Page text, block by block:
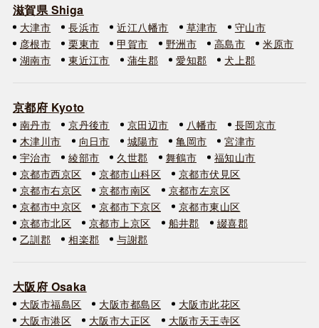
滋賀県 Shiga
大津市 長浜市 近江八幡市 草津市
守山市
彦根市
栗東市 甲賀市 野洲市 高島市
米原市
湖南市
東近江市 蒲生郡 愛知郡 犬上郡
京都府 Kyoto
南丹市 京丹後市 京田辺市 八幡市
長岡京市
木津川市
向日市 城陽市 亀岡市
宮津市
宇治市
綾部市 久世郡 舞鶴市
福知山市
京都市西京区
京都市山科区
京都市伏見区
京都市右京区
京都市南区
京都市左京区
京都市中京区
京都市下京区
京都市東山区
京都市北区
京都市上京区 船井郡
綴喜郡
乙訓郡
相楽郡 与謝郡
大阪府 Osaka
大阪市福島区 大阪市都島区
大阪市此花区
大阪市港区
大阪市大正区
大阪市天王寺区